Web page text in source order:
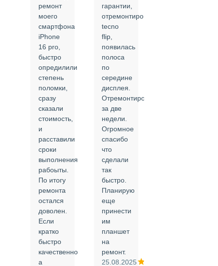
ремонт
моего
смартфона
iPhone
16 pro,
быстро
опредилили
степень
поломки,
сразу
сказали
стоимость,
и
расставили
сроки
выполнения
рабоыты.
По итогу
ремонта
остался
доволен.
Если
кратко
быстро
качественно
а
гарантии,
отремонтировать
tecno
flip,
появилась
полоса
по
середине
дисплея.
Отремонтировали
за две
недели.
Огромное
спасибо
что
сделали
так
быстро.
Планирую
еще
принести
им
планшет
на
ремонт.
25.08.2025